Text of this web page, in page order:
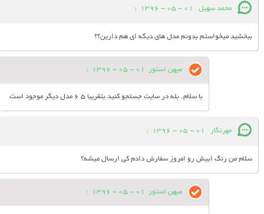
محمد سهیل 01 - 05 - 1396
:
ببخشید میخواستم بدونم مدل های دیگه ای هم دارین؟؟
میهن استور 01 - 05 - 1396
:
با سلام. بله در سایت جستجو کنید بتقریبا 5 6 مدل دیگر موجود است
مهرنگار 01 - 05 - 1396
:
سلام من رنگ ابیش رو امروز سفارش دادم کی ارسال میشه؟
میهن استور 01 - 05 - 1396
: